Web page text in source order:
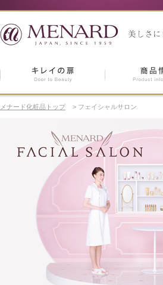
メナード化粧品トップ > フェイシャルサロン